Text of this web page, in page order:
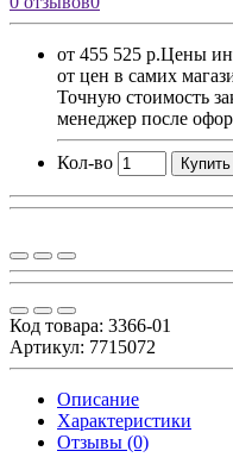
от 455 525 р.Цены
от цен в самих
Точную стоимость
менеджер после
Кол-во Купить
Код товара: 3366-01
Артикул: 7715072
Описание
Характеристики
Отзывы (0)